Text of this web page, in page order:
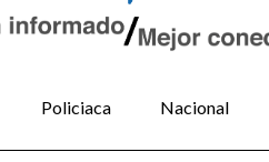
Policiaca Nacional